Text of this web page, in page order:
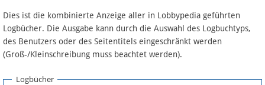
Artikel nach Kategorien
FAQ
Dies ist die kombinierte Anzeige aller in Lobbypedia geführten
Logbücher. Die Ausgabe kann durch die Auswahl des Logbuchtyps,
des Benutzers oder des Seitentitels eingeschränkt werden
(Groß-/Kleinschreibung muss beachtet werden).
Logbücher